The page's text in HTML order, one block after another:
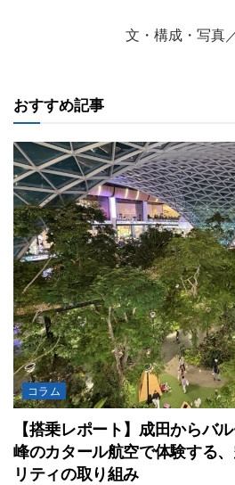
文・構成・写真
おすすめ記事
コラム
【搭乗レポート】成田からバ
峰のカタール航空で体験する
リティの取り組み